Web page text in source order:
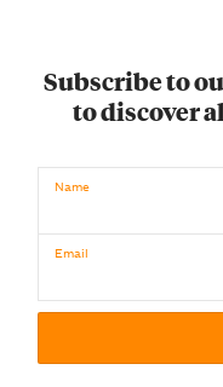
Subscribe to
to discover
Name
Email